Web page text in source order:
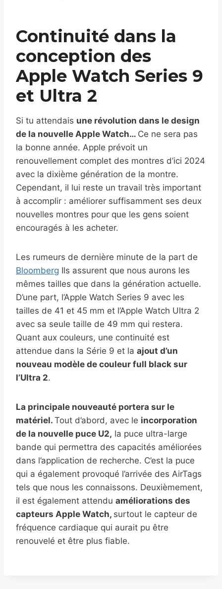
Continuité dans la
conception des
Apple Watch Series 9
et Ultra 2
Si tu attendais une révolution dans le design
de la nouvelle Apple Watch… Ce ne sera pas
la bonne année. Apple prévoit un
renouvellement complet des montres d’ici 2024
avec la dixième génération de la montre.
Cependant, il lui reste un travail très important
à accomplir : améliorer suffisamment ses deux
nouvelles montres pour que les gens soient
encouragés à les acheter.
Les rumeurs de dernière minute de la part de
Bloomberg Ils assurent que nous aurons les
mêmes tailles que dans la génération actuelle.
D’une part, l’Apple Watch Series 9 avec les
tailles de 41 et 45 mm et l’Apple Watch Ultra 2
avec sa seule taille de 49 mm qui restera.
Quant aux couleurs, une continuité est
attendue dans la Série 9 et la ajout d’un
nouveau modèle de couleur full black sur
l’Ultra 2.
La principale nouveauté portera sur le
matériel. Tout d’abord, avec le incorporation
de la nouvelle puce U2, la puce ultra-large
bande qui permettra des capacités améliorées
dans l’application de recherche. C’est la puce
qui a également provoqué l’arrivée des AirTags
tels que nous les connaissons. Deuxièmement,
il est également attendu améliorations des
capteurs Apple Watch, surtout le capteur de
fréquence cardiaque qui aurait pu être
renouvelé et être plus fiable.